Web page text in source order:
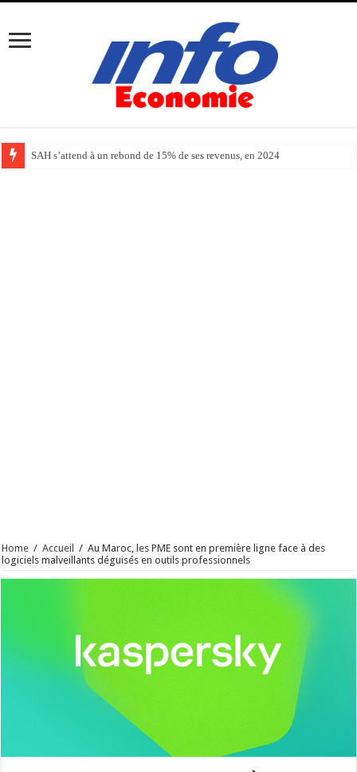
SAH s’attend à un rebond de 15% de ses revenus, en 2024
Home / Accueil / Au Maroc, les PME sont en première ligne face à des
logiciels malveillants déguisés en outils professionnels